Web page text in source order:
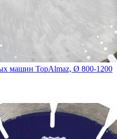
машин TopAlmaz, Ø 800-1200